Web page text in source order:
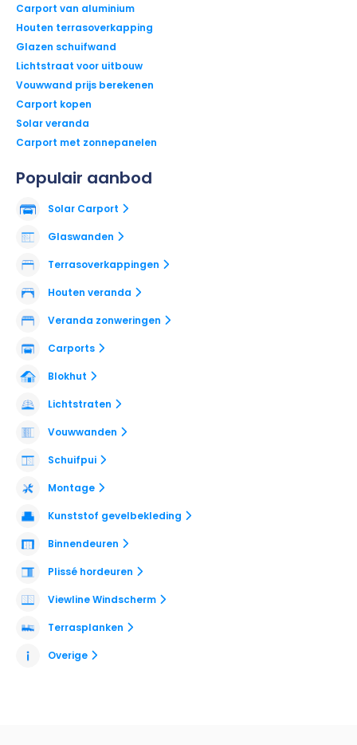
Populair aanbod
Solar Carport
Glaswanden
Terrasoverkappingen
Houten veranda
Veranda zonweringen
Carports
Blokhut
Lichtstraten
Vouwwanden
Schuifpui
Montage
Kunststof gevelbekleding
Binnendeuren
Plissé hordeuren
Viewline Windscherm
Terrasplanken
Overige
Carport van aluminium
Houten terrasoverkapping
Glazen schuifwand
Lichtstraat voor uitbouw
Vouwwand prijs berekenen
Carport kopen
Solar veranda
Carport met zonnepanelen